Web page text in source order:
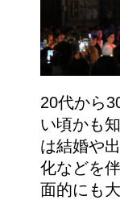
20代から
い頃かも
は結婚や
化などを
面的にも